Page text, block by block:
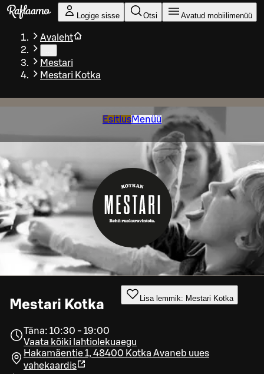
Liigu peamise sisu juurde
Logige sisse Otsi Avatud mobiilimenüü
Avaleht
Mestari
Mestari Kotka
EsitlusMenüü
Mestari Kotka Lisa lemmik: Mestari Kotka
Täna: 10:30 - 19:00
Vaata kõiki lahtiolekuaegu
Hakamäentie 1, 48400 Kotka Avaneb uues
vahekaardis